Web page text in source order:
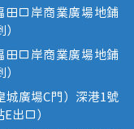
田口岸商業廣場地鋪
田口岸商業廣場地鋪
城廣場C門）深港1號
出口）